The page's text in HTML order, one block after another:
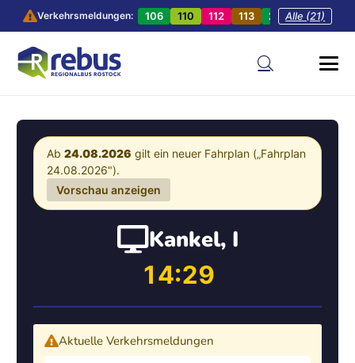
Verkehrsmeldungen: 106 110 112 113 201 202
Alle (21)
Ab 24.08.2026 gilt ein neuer Fahrplan („Fahrplan
24.08.2026").
Vorschau anzeigen
Kankel, I
14:29
Aktuelle Verkehrsmeldungen